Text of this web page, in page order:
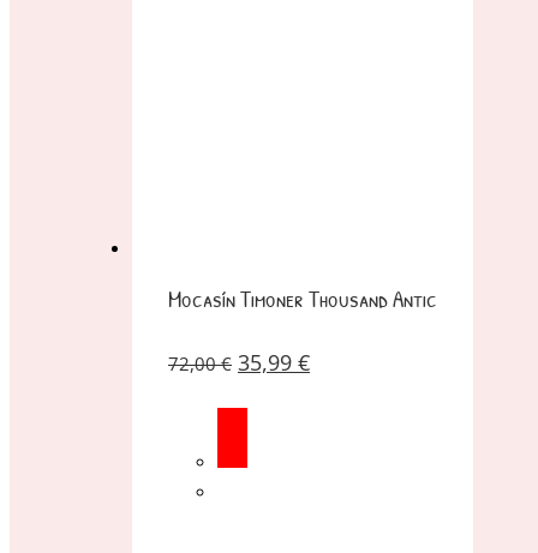
Mocasín Timoner Thousand Antic
72,00€ 35,99 €